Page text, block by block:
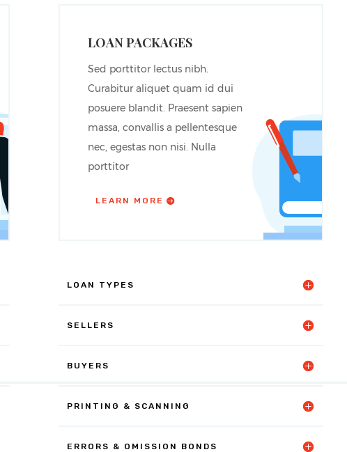
LOAN PACKAGES
Sed porttitor lectus nibh.
Curabitur aliquet quam id dui
posuere blandit. Praesent sapien
massa, convallis a pellentesque
nec, egestas non nisi. Nulla
porttitor
LEARN MORE
LOAN TYPES
SELLERS
BUYERS
PRINTING & SCANNING
ERRORS & OMISSION BONDS